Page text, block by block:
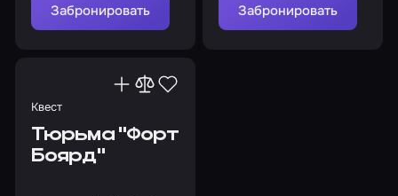
Забронировать Забронировать
Квест
Тюрьма "Форт
Боярд"